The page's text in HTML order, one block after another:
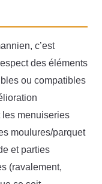
c’est
des éléments
ou compatibles
menuiseries
moulures/parquet
et parties
(ravalement,